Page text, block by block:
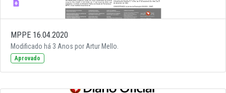
MPPE 16.04.2020
Modificado há 3 Anos por Artur Mello.
Aprovado